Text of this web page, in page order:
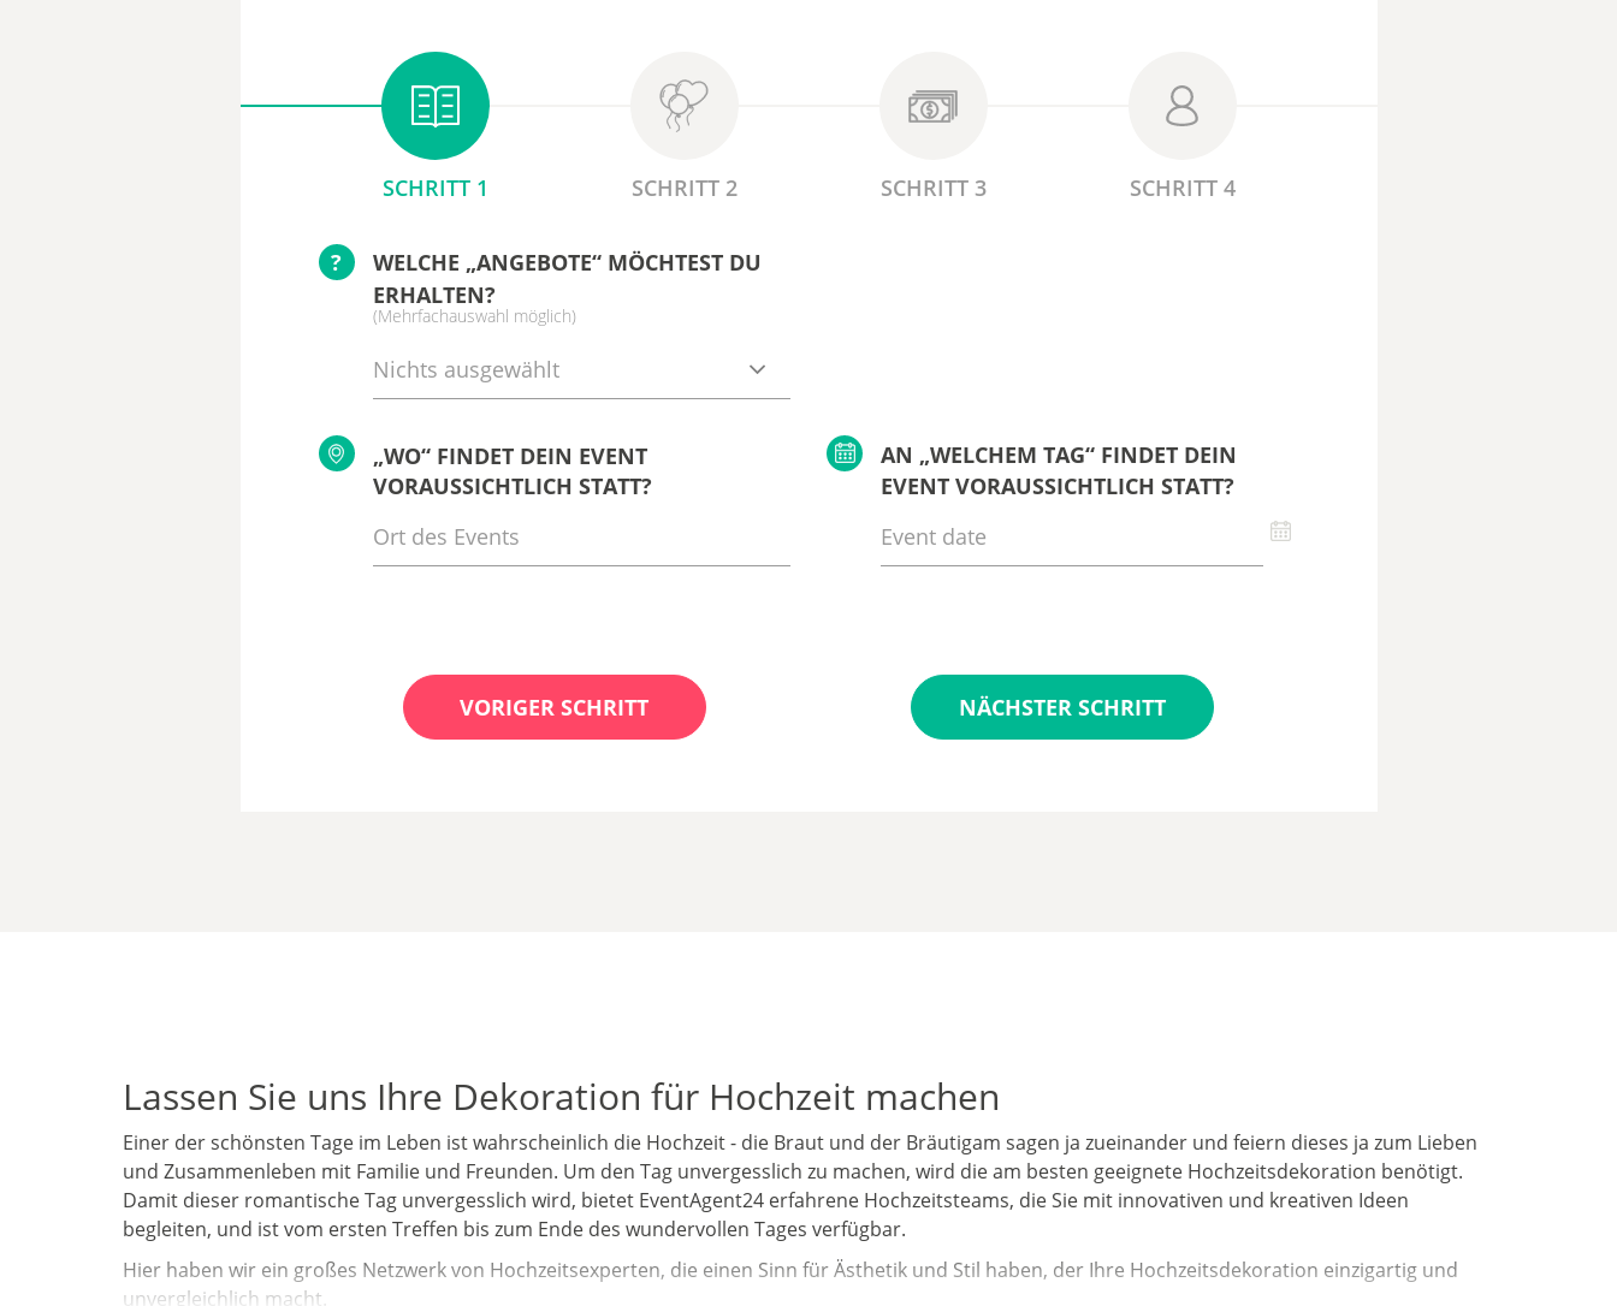
SCHRITT 1 SCHRITT 2 SCHRITT 3 SCHRITT 4
?
WELCHE „ANGEBOTE“ MÖCHTEST DU
ERHALTEN?
(Mehrfachauswahl möglich)
Nichts ausgewählt
„WO“ FINDET DEIN EVENT
VORAUSSICHTLICH STATT?
AN „WELCHEM TAG“ FINDET DEIN
EVENT VORAUSSICHTLICH STATT?
VORIGER SCHRITT NÄCHSTER SCHRITT
Lassen Sie uns Ihre Dekoration für Hochzeit machen
Einer der schönsten Tage im Leben ist wahrscheinlich die Hochzeit - die Braut und der Bräutigam sagen ja zueinander und feiern dieses ja zum Lieben
und Zusammenleben mit Familie und Freunden. Um den Tag unvergesslich zu machen, wird die am besten geeignete Hochzeitsdekoration benötigt.
Damit dieser romantische Tag unvergesslich wird, bietet EventAgent24 erfahrene Hochzeitsteams, die Sie mit innovativen und kreativen Ideen
begleiten, und ist vom ersten Treffen bis zum Ende des wundervollen Tages verfügbar.
Hier haben wir ein großes Netzwerk von Hochzeitsexperten, die einen Sinn für Ästhetik und Stil haben, der Ihre Hochzeitsdekoration einzigartig und
unvergleichlich macht.